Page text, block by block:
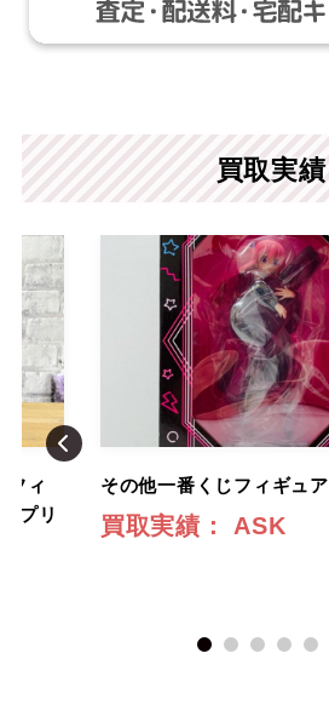
買取実績
Previous
フィ
プリ
その他一番くじフィギュア
ASK